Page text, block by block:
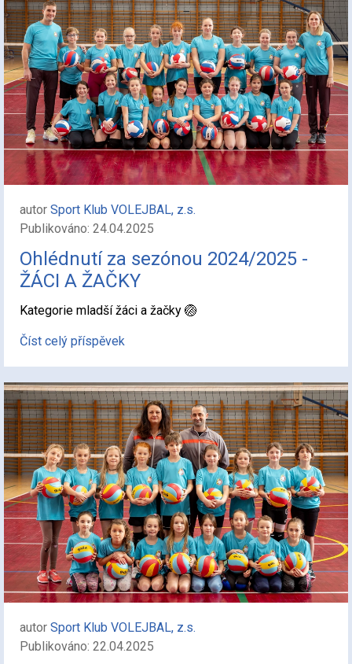
autor Sport Klub VOLEJBAL, z.s.
Publikováno: 24.04.2025
Ohlédnutí za sezónou 2024/2025 -
ŽÁCI A ŽAČKY
Kategorie mladší žáci a žačky 🏐
Číst celý příspěvek
autor Sport Klub VOLEJBAL, z.s.
Publikováno: 22.04.2025